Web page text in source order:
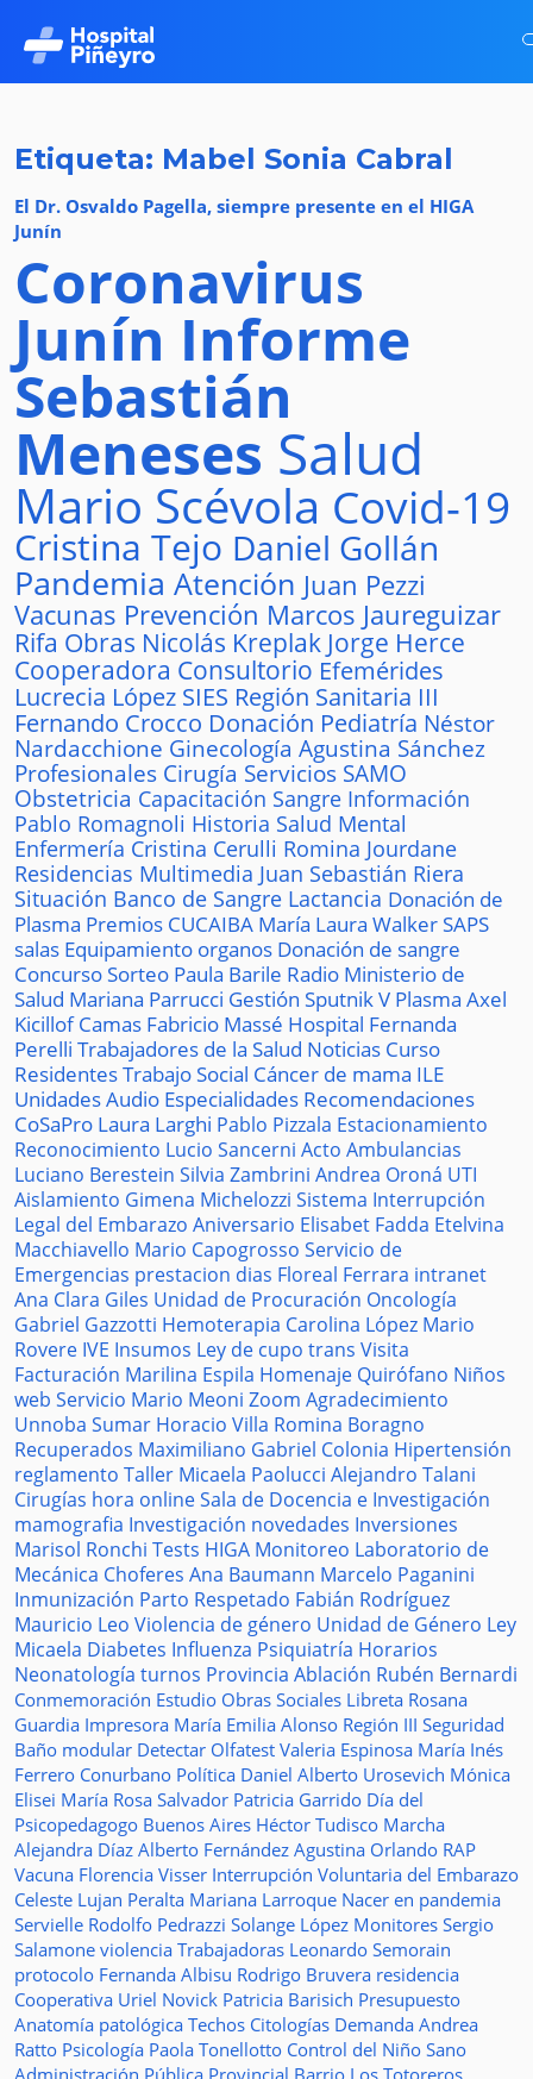
Etiqueta: Mabel Sonia Cabral
El Dr. Osvaldo Pagella, siempre presente en el HIGA
Junín
Coronavirus
Junín Informe
Sebastián
Meneses Salud
Mario Scévola Covid-19
Cristina Tejo Daniel Gollán
Pandemia Atención Juan Pezzi
Vacunas Prevención Marcos Jaureguizar
Rifa Obras Nicolás Kreplak Jorge Herce
Cooperadora Consultorio Efemérides
Lucrecia López SIES Región Sanitaria III
Fernando Crocco Donación Pediatría Néstor
Nardacchione Ginecología Agustina Sánchez
Profesionales Cirugía Servicios SAMO
Obstetricia Capacitación Sangre Información
Pablo Romagnoli Historia Salud Mental
Enfermería Cristina Cerulli Romina Jourdane
Residencias Multimedia Juan Sebastián Riera
Situación Banco de Sangre Lactancia Donación de
Plasma Premios CUCAIBA María Laura WalkerSAPS
salas Equipamiento organos Donación de sangre
ConcursoSorteo Paula Barile Radio Ministerio de
Salud Mariana Parrucci Gestión Sputnik V Plasma Axel
KicillofCamas Fabricio Massé Hospital Fernanda
Perelli Trabajadores de la Salud Noticias Curso
ResidentesTrabajo Social Cáncer de mama ILE
UnidadesAudio Especialidades Recomendaciones
CoSaPro Laura Larghi Pablo Pizzala Estacionamiento
Reconocimiento Lucio Sancerni Acto Ambulancias
Luciano Berestein Silvia Zambrini Andrea Oroná UTI
Aislamiento Gimena Michelozzi Sistema Interrupción
Legal del Embarazo Aniversario Elisabet Fadda Etelvina
Macchiavello Mario Capogrosso Servicio de
Emergencias prestacion dias Floreal Ferrara intranet
Ana Clara Giles Unidad de Procuración Oncología
Gabriel Gazzotti Hemoterapia Carolina López Mario
Rovere IVE Insumos Ley de cupo trans Visita
Facturación Marilina Espila Homenaje Quirófano Niños
web Servicio Mario Meoni Zoom Agradecimiento
Unnoba Sumar Horacio Villa Romina Boragno
Recuperados Maximiliano Gabriel Colonia Hipertensión
reglamento Taller Micaela Paolucci Alejandro Talani
Cirugías hora onlineSala de Docencia e Investigación
mamografia Investigación novedades Inversiones
Marisol Ronchi Tests HIGA Monitoreo Laboratorio de
Mecánica Choferes Ana Baumann Marcelo Paganini
Inmunización Parto Respetado Fabián Rodríguez
Mauricio Leo Violencia de género Unidad de Género Ley
Micaela Diabetes Influenza Psiquiatría Horarios
Neonatología turnos Provincia Ablación Rubén Bernardi
Conmemoración Estudio Obras Sociales Libreta Rosana
Guardia Impresora María Emilia Alonso Región III Seguridad
Baño modular Detectar Olfatest Valeria Espinosa María Inés
Ferrero Conurbano Política Daniel Alberto Urosevich Mónica
Elisei María Rosa Salvador Patricia Garrido Día del
Psicopedagogo Buenos Aires Héctor Tudisco Marcha
Alejandra Díaz Alberto Fernández Agustina Orlando RAP
Vacuna Florencia Visser Interrupción Voluntaria del Embarazo
Celeste Lujan Peralta Mariana Larroque Nacer en pandemia
Servielle Rodolfo Pedrazzi Solange López Monitores Sergio
Salamone violencia Trabajadoras Leonardo Semorain
protocolo Fernanda Albisu Rodrigo Bruvera residencia
Cooperativa Uriel Novick Patricia Barisich Presupuesto
Anatomía patológica Techos Citologías Demanda Andrea
Ratto Psicología Paola Tonellotto Control del Niño Sano
Administración Pública Provincial Barrio Los Totoreros